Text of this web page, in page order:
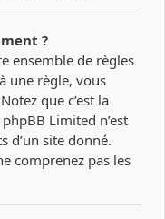
?
ensemble de règles
une règle, vous
que c’est la
Limited n’est
d’un site donné.
comprenez pas les